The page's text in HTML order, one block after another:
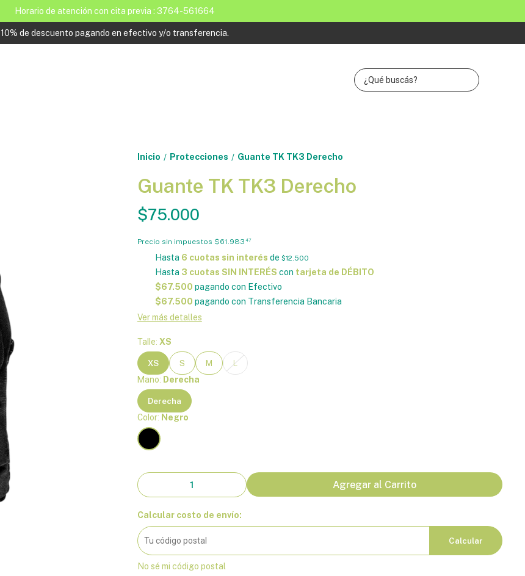
Horario de atención con cita previa : 3764-561664
10% de descuento pagando en efectivo y/o transferencia.
Inicio / Protecciones / Guante TK TK3 Derecho
Guante TK TK3 Derecho
$75.000
Precio sin impuestos $61.983 47
Hasta 6 cuotas sin interés de $12.500
Hasta 3 cuotas SIN INTERÉS con tarjeta de DÉBITO
$67.500 pagando con Efectivo
$67.500 pagando con Transferencia Bancaria
Ver más detalles
Talle: XS
XS S M
L
Mano: Derecha
Derecha
Color: Negro
Agregar al Carrito
Calcular costo de envío:
Calcular
No sé mi código postal